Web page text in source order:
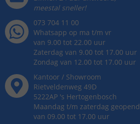
meestal sneller!
073 704 11 00
Whatsapp op ma t/m vr
van 9.00 tot 22.00 uur
Zaterdag van 9.00 tot 17.00 uur
Zondag van 12.00 tot 17.00 uur
Kantoor / Showroom
Rietveldenweg 49D
5222AP 's Hertogenbosch
Maandag t/m zaterdag geopend
van 09.00 tot 17.00 uur